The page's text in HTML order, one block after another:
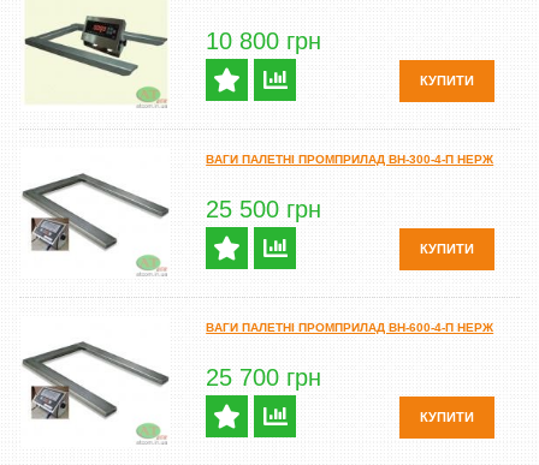
10 800 грн
КУПИТИ
ВАГИ ПАЛЕТНІ ПРОМПРИЛАД ВН-300-4-П НЕРЖ
25 500 грн
КУПИТИ
ВАГИ ПАЛЕТНІ ПРОМПРИЛАД ВН-600-4-П НЕРЖ
25 700 грн
КУПИТИ